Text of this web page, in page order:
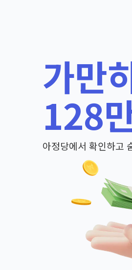
가만
128
아정당에서 확인하고